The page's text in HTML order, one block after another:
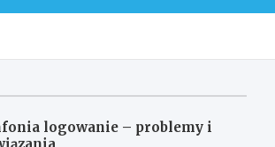
logowanie – problemy i